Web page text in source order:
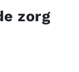
zorg